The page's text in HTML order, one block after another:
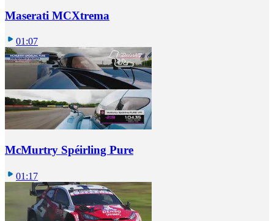
Maserati MCXtrema
01:07
McMurtry Spéirling Pure
01:17